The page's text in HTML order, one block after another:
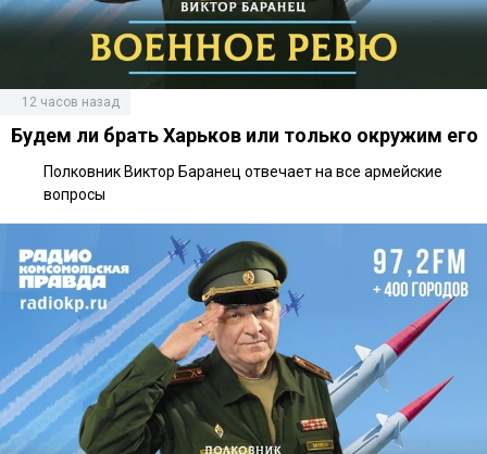
12 часов назад
Будем ли брать Харьков или только окружим его
Полковник Виктор Баранец отвечает на все армейские
вопросы